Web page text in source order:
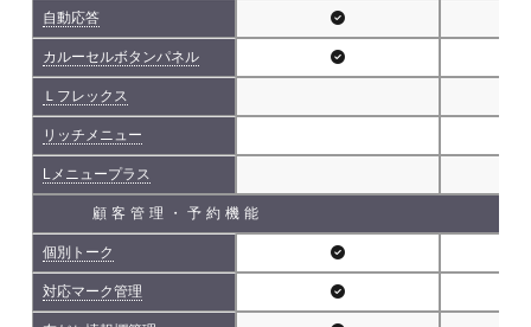
自動応答
カルーセルボタンパネル
Ｌフレックス
リッチメニュー
Lメニュープラス
顧客管理・予約機能
個別トーク
対応マーク管理